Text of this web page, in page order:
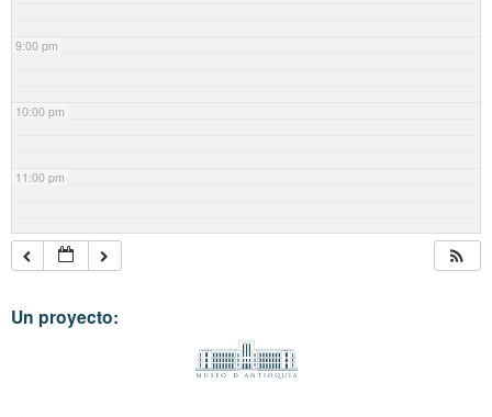
9:00 pm
10:00 pm
11:00 pm
Un proyecto: